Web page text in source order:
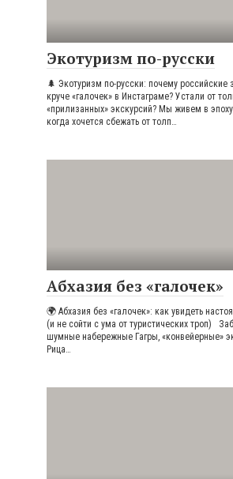
Экотуризм по-русски
🌲 Экотуризм по-русски: почему российские
круче «галочек» в Инстаграме? Устали от
«прилизанных» экскурсий? Мы живем в
когда хочется сбежать от толп…
Абхазия без «галочек»
🌍 Абхазия без «галочек»: как увидеть
(и не сойти с ума от туристических троп)
шумные набережные Гагры, «конвейерные»
Рица…